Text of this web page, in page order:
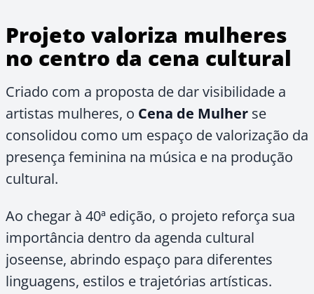
Projeto valoriza mulheres
no centro da cena cultural
Criado com a proposta de dar visibilidade a
artistas mulheres, o Cena de Mulher se
consolidou como um espaço de valorização da
presença feminina na música e na produção
cultural.
Ao chegar à 40ª edição, o projeto reforça sua
importância dentro da agenda cultural
joseense, abrindo espaço para diferentes
linguagens, estilos e trajetórias artísticas.